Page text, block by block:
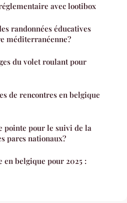
avec lootibox
randonnées éducatives
méditerranéenne?
du volet roulant pour
de rencontres en belgique
pointe pour le suivi de la
parcs nationaux?
en belgique pour 2025 :